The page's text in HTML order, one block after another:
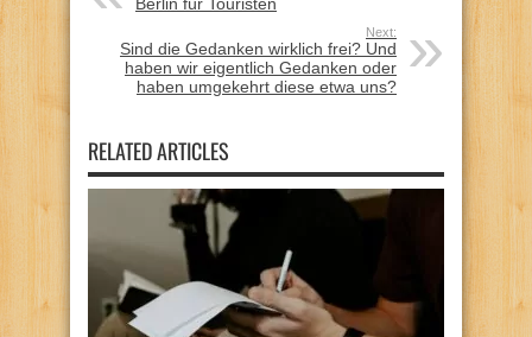
Next:
Sind die Gedanken wirklich frei? Und
haben wir eigentlich Gedanken oder
haben umgekehrt diese etwa uns?
RELATED ARTICLES